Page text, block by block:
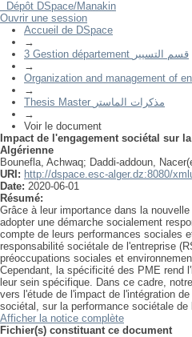
Dépôt DSpace/Manakin
Impact de l'engagement sociétal sur
Algérienne
Ouvrir une session
Accueil de DSpace
→
3 Gestion département قسم التسيير
→
→
Thesis Master مذكرات الماستر
→
Voir le document
Impact de l'engagement sociétal sur
Algérienne
Bounefla, Achwaq; Daddi-addoun,
URI: http://dspace.esc-alger.dz:8080/
Date: 2020-06-01
Résumé:
Grâce à leur importance dans la
adopter une démarche socialement
compte de leurs performances sociales
responsabilité sociétale de l'entreprise
préoccupations sociales et
Cependant, la spécificité des PME rend
leur sein spécifique. Dans ce cadre,
vers l'étude de l'impact de l'intégration
sociétal, sur la performance sociétale
Afficher la notice complète
Fichier(s) constituant ce document